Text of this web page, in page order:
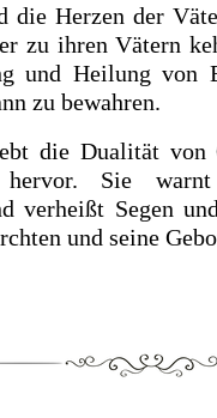
die Herzen der
zu ihren Vätern
und Heilung von
zu bewahren.
die Dualität
hervor. Sie
verheißt Segen
und seine